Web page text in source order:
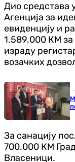
Дио средстава
Агенција за
евиденцију и
1.589.000 КМ за
израду
возачких
За санацију
700.000 КМ
Власеници.